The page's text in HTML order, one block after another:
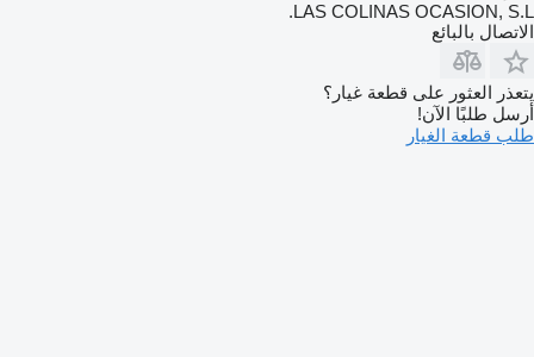
LAS COLINAS OCASION, S.L.
الاتصال بالبائع
يتعذر العثور على قطعة غيار؟
أرسل طلبًا الآن!
طلب قطعة الغيار